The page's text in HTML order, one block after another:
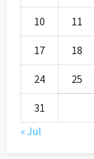
10 11
17 18
24 25
31
« Jul